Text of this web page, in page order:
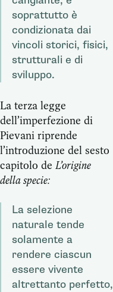
soprattutto è
condizionata dai
vincoli storici, fisici,
strutturali e di
sviluppo.
La terza legge
dell’imperfezione di
Pievani riprende
l’introduzione del sesto
capitolo de L’origine
della specie:
La selezione
naturale tende
solamente a
rendere ciascun
essere vivente
altrettanto perfetto,